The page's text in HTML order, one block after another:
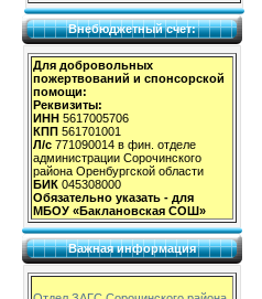
Внебюджетный счет:
Для добровольных
пожертвований и спонсорской
помощи:
Реквизиты:
ИНН 5617005706
КПП 561701001
Л/с 771090014 в фин. отделе
администрации Сорочинского
района Оренбургской области
БИК 045308000
Обязательно указать - для
МБОУ «Баклановская СОШ»
Важная информация